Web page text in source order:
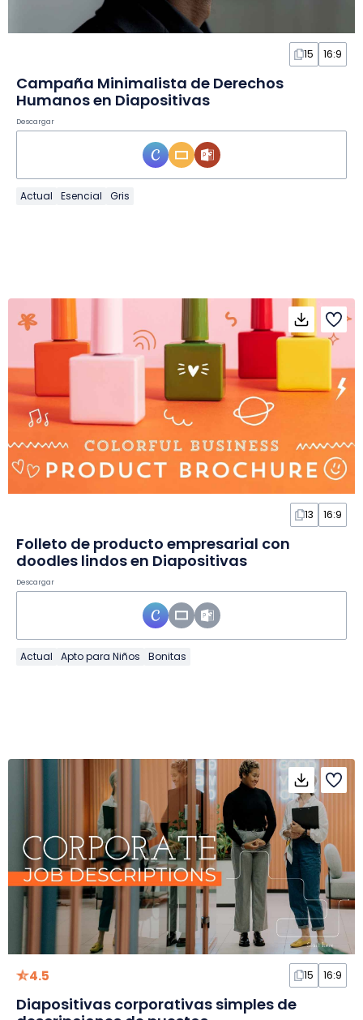
15 16:9
Campaña Minimalista de Derechos
Humanos en Diapositivas
Descargar
Actual Esencial Gris
13 16:9
Folleto de producto empresarial con
doodles lindos en Diapositivas
Descargar
Actual Apto para Niños Bonitas
4.5 15 16:9
Diapositivas corporativas simples de